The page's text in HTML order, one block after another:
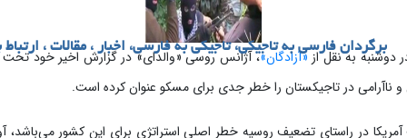
برگردان فارسی به تاجیکی، تاجیکی به فارسی، اخبار ، مقالات ، ارتباط
دوشنبه به نقل از«آزادگان»، آژانس روسی «والدای» در گزارش اخیر خود تحت
آمریکا در راستای تضعیف روسیه خطر اصلی استراتژی برای این کشور